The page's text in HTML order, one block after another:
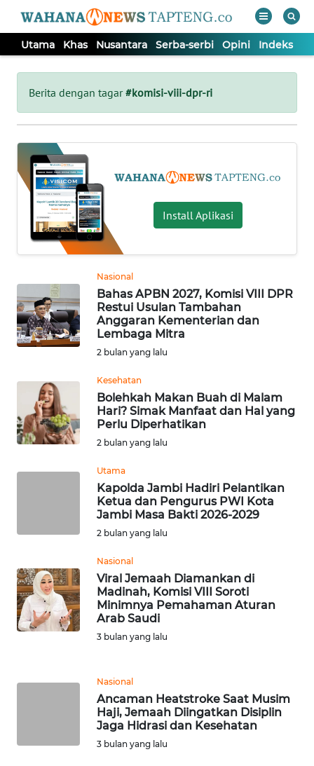
Utama Khas Nusantara Serba-serbi Opini Indeks
Berita dengan tagar#komisi-viii-dpr-ri
Install Aplikasi
Nasional
Bahas APBN 2027, Komisi VIII DPR
Restui Usulan Tambahan
Anggaran Kementerian dan
Lembaga Mitra
2 bulan yang lalu
Kesehatan
Bolehkah Makan Buah di Malam
Hari? Simak Manfaat dan Hal yang
Perlu Diperhatikan
2 bulan yang lalu
Utama
Kapolda Jambi Hadiri Pelantikan
Ketua dan Pengurus PWI Kota
Jambi Masa Bakti 2026-2029
2 bulan yang lalu
Nasional
Viral Jemaah Diamankan di
Madinah, Komisi VIII Soroti
Minimnya Pemahaman Aturan
Arab Saudi
3 bulan yang lalu
Nasional
Ancaman Heatstroke Saat Musim
Haji, Jemaah Diingatkan Disiplin
Jaga Hidrasi dan Kesehatan
3 bulan yang lalu
Tutup
UTAMA
KHAS
NUSANTARA
SERBA-
SERBI
OPINI
Informasi
BERITA
KONTAK
KAMI
INFO
KAMI
PEDOMAN
MEDIA
SIBER